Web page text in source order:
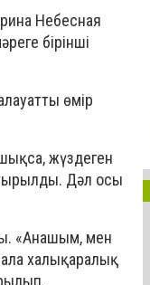
Небесная
бірінші
өмір
жүздеген
Дәл осы
«Анашым, мен
халықаралық